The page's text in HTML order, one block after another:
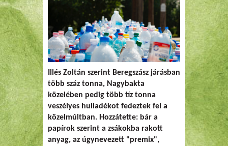
Illés Zoltán szerint Beregszász járásban
több száz tonna, Nagybakta
közelében pedig több tíz tonna
veszélyes hulladékot fedeztek fel a
közelmúltban. Hozzátette: bár a
papírok szerint a zsákokba rakott
anyag, az úgynevezett "premix",